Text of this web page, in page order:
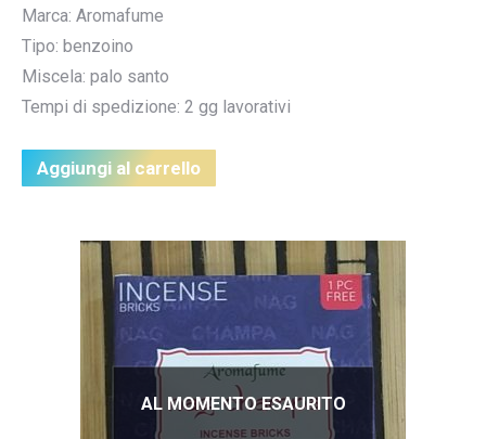
Marca: Aromafume
Tipo: benzoino
Miscela: palo santo
Tempi di spedizione: 2 gg lavorativi
Aggiungi al carrello
AL MOMENTO ESAURITO